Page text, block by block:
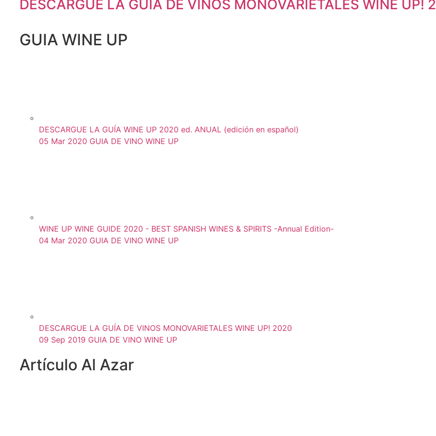
DESCARGUE LA GUÍA DE VINOS MONOVARIETALES WINE UP!
GUIA WINE UP
DESCARGUE LA GUÍA WINE UP 2020 ed. ANUAL (edición en español)
05 Mar 2020 GUIA DE VINO WINE UP
WINE UP WINE GUIDE 2020 - BEST SPANISH WINES & SPIRITS -Annual Edition-
04 Mar 2020 GUIA DE VINO WINE UP
DESCARGUE LA GUÍA DE VINOS MONOVARIETALES WINE UP! 2020
09 Sep 2019 GUIA DE VINO WINE UP
Artículo Al Azar